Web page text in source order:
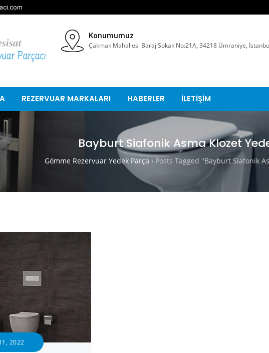
Konumumuz
Çakmak Mahallesi Baraj Sokak No:21A, 34218 Ümraniye,
REZERVUAR MARKALARI HABERLER İLETİŞİM
Bayburt Siafonik Asma Klozet
Gömme Rezervuar Yedek Parça › Posts Tagged "Bayburt Siafonik
2022